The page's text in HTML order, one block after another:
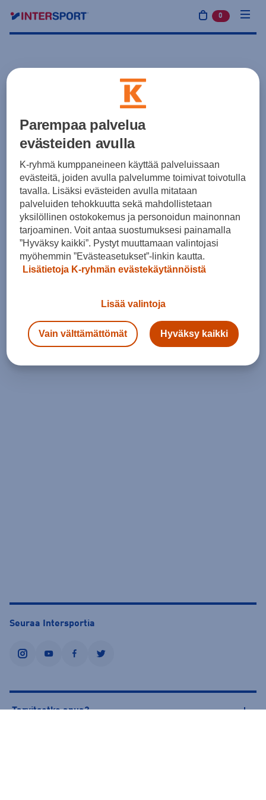
0 tuotetta
Seuraa Intersportia
instagramyoutubefacebooktwitter
Tarvitsetko apua?
Parempaa palvelua
evästeiden avulla
K-ryhmä kumppaneineen käyttää palveluissaan
evästeitä, joiden avulla palvelumme toimivat toivotulla
tavalla. Lisäksi evästeiden avulla mitataan
palveluiden tehokkuutta sekä mahdollistetaan
yksilöllinen ostokokemus ja personoidun mainonnan
tarjoaminen. Voit antaa suostumuksesi painamalla
”Hyväksy kaikki”. Pystyt muuttamaan valintojasi
myöhemmin ”Evästeasetukset”-linkin kautta.
Lisätietoja K-ryhmän evästekäytännöistä
Lisää valintoja
Vain välttämättömät Hyväksy kaikki